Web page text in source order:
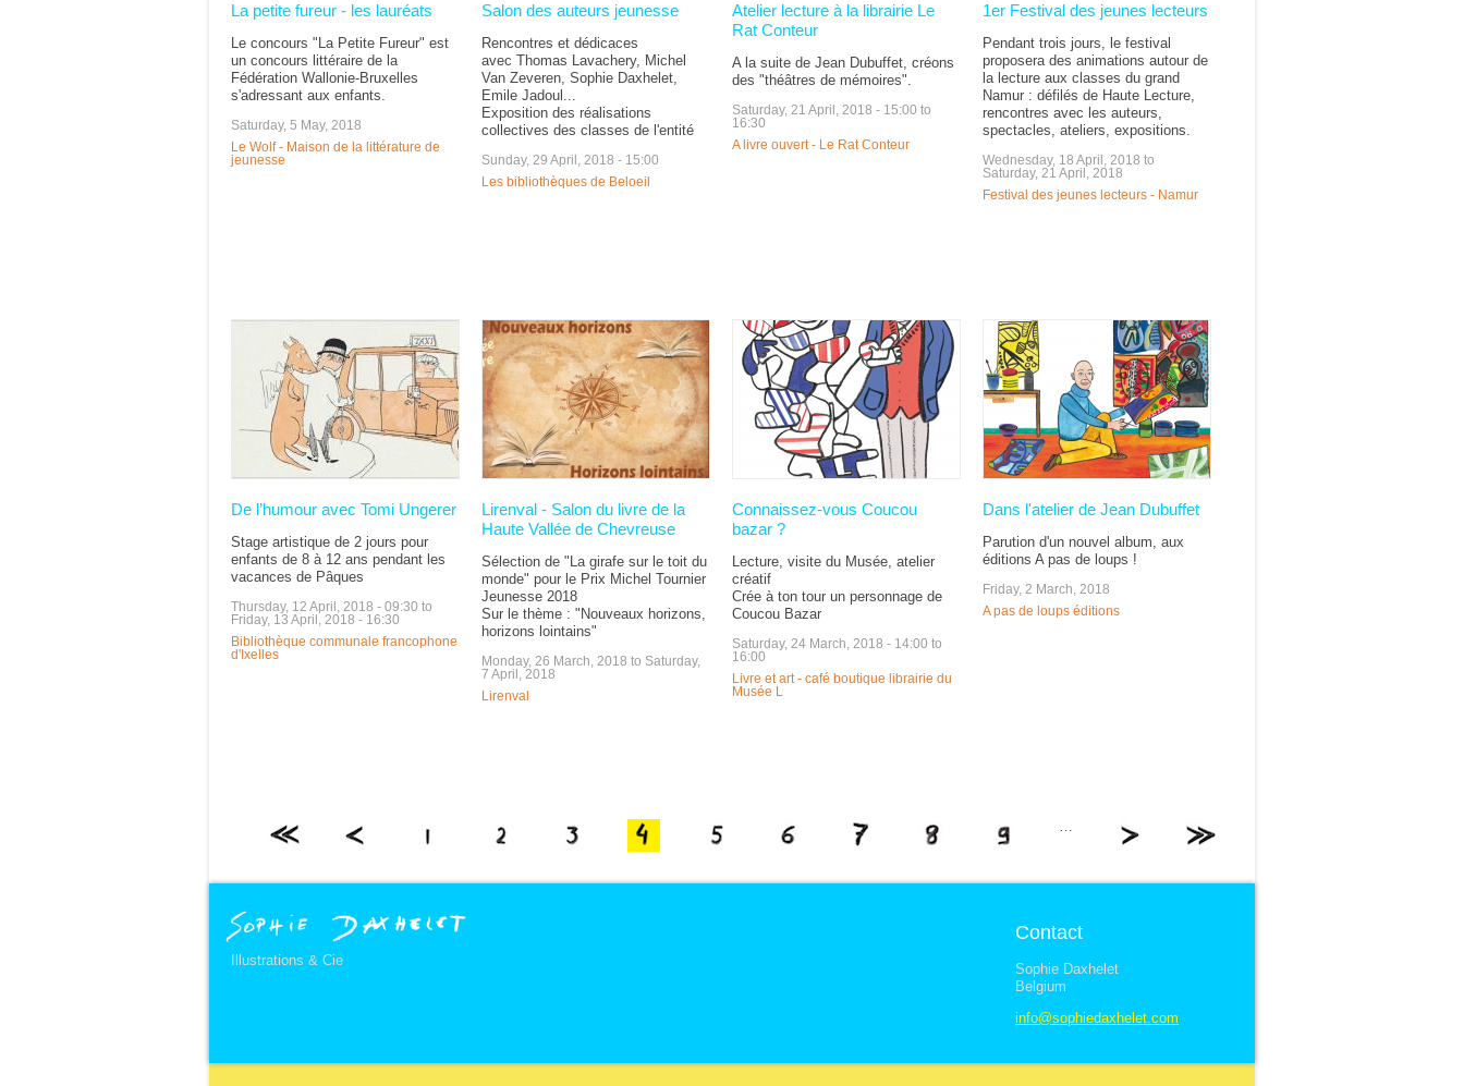
La petite fureur - les lauréats
Le concours "La Petite Fureur" est
un concours littéraire de la
Fédération Wallonie-Bruxelles
s'adressant aux enfants.
Saturday, 5 May, 2018
Le Wolf - Maison de la littérature de
jeunesse
Salon des auteurs jeunesse
Rencontres et dédicaces
avec Thomas Lavachery, Michel
Van Zeveren, Sophie Daxhelet,
Emile Jadoul...
Exposition des réalisations
collectives des classes de l'entité
Sunday, 29 April, 2018 - 15:00
Les bibliothèques de Beloeil
Atelier lecture à la librairie Le
Rat Conteur
A la suite de Jean Dubuffet, créons
des "théâtres de mémoires".
Saturday, 21 April, 2018 - 15:00 to
16:30
A livre ouvert - Le Rat Conteur
1er Festival des jeunes lecteurs
Pendant trois jours, le festival
proposera des animations autour de
la lecture aux classes du grand
Namur : défilés de Haute Lecture,
rencontres avec les auteurs,
spectacles, ateliers, expositions.
Wednesday, 18 April, 2018 to
Saturday, 21 April, 2018
Festival des jeunes lecteurs - Namur
De l’humour avec Tomi Ungerer
Stage artistique de 2 jours pour
enfants de 8 à 12 ans pendant les
vacances de Pâques
Thursday, 12 April, 2018 - 09:30 to
Friday, 13 April, 2018 - 16:30
Bibliothèque communale francophone
d'Ixelles
Lirenval - Salon du livre de la
Haute Vallée de Chevreuse
Sélection de "La girafe sur le toit du
monde" pour le Prix Michel Tournier
Jeunesse 2018
Sur le thème : "Nouveaux horizons,
horizons lointains"
Monday, 26 March, 2018 to Saturday,
7 April, 2018
Lirenval
Connaissez-vous Coucou
bazar ?
Lecture, visite du Musée, atelier
créatif
Crée à ton tour un personnage de
Coucou Bazar
Saturday, 24 March, 2018 - 14:00 to
16:00
Livre et art - café boutique librairie du
Musée L
Dans l'atelier de Jean Dubuffet
Parution d'un nouvel album, aux
éditions A pas de loups !
Friday, 2 March, 2018
A pas de loups éditions
…
Illustrations & Cie
Contact
Sophie Daxhelet
Belgium
info@sophiedaxhelet.com